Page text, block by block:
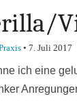
• 7. Juli 2017
ich eine